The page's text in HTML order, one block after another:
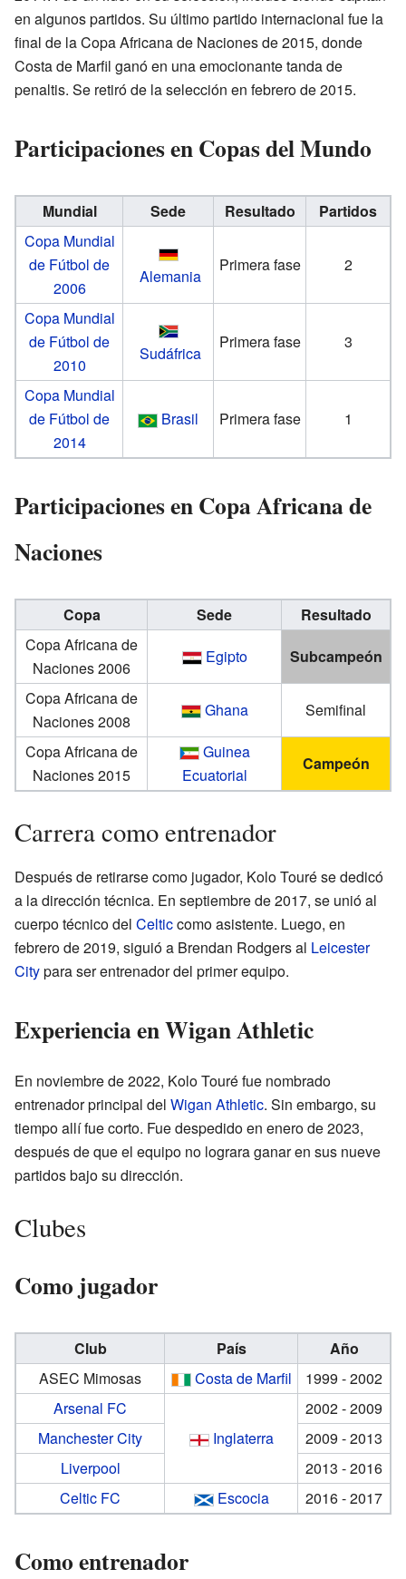
en algunos partidos. Su último partido internacional fue la
final de la Copa Africana de Naciones de 2015, donde
Costa de Marfil ganó en una emocionante tanda de
penaltis. Se retiró de la selección en febrero de 2015.
Participaciones en Copas del Mundo
Mundial Sede Resultado
Partidos
Copa Mundial
de Fútbol de
2006
Alemania
Primera fase 2
Copa Mundial
de Fútbol de
2010
Sudáfrica
Primera fase 3
Copa Mundial
de Fútbol de
2014
Brasil Primera fase 1
Participaciones en Copa Africana de
Naciones
Copa Sede
Resultado
Copa Africana de
Naciones 2006
Egipto
Subcampeón
Copa Africana de
Naciones 2008
Ghana
Semifinal
Copa Africana de
Naciones 2015
Guinea
Ecuatorial
Campeón
Carrera como entrenador
Después de retirarse como jugador, Kolo Touré se dedicó
a la dirección técnica. En septiembre de 2017, se unió al
cuerpo técnico del Celticcomo asistente. Luego, en
febrero de 2019, siguió a Brendan Rodgers al Leicester
Citypara ser entrenador del primer equipo.
Experiencia en Wigan Athletic
En noviembre de 2022, Kolo Touré fue nombrado
entrenador principal del Wigan Athletic. Sin embargo, su
tiempo allí fue corto. Fue despedido en enero de 2023,
después de que el equipo no lograra ganar en sus nueve
partidos bajo su dirección.
Clubes
Como jugador
Club País
Año
ASEC Mimosas
Costa de Marfil
1999 - 2002
Arsenal FC
Inglaterra
2002 - 2009
Manchester City
2009 - 2013
Liverpool
2013 - 2016
Celtic FC
Escocia 2016 - 2017
Como entrenador